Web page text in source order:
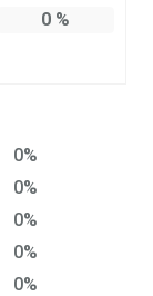
0%
0%
0%
0%
0%
0%